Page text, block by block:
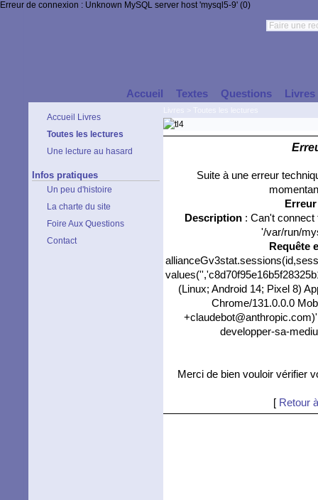
Erreur de connexion : Unknown MySQL server host 'mysql5-9' (0)
Accueil Textes Questions Livres
Accueil Livres
Toutes les lectures
Une lecture au hasard
Infos pratiques
Un peu d'histoire
La charte du site
Foire Aux Questions
Contact
Suite à une erreur
Description: Can't connect
'/var/run/
Requête
(Linux; Android 14; Pixel 8)
Chrome/131.0.0.0
developper-sa-
Merci de bien vouloir vérifier
[ Retour